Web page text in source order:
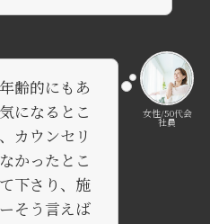
女性/50代会
社員
齢的にもあ
になるとこ
カウンセリ
かったとこ
下さり、施
そう言えば